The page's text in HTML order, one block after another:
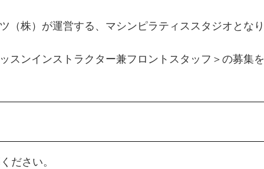
（株）が運営する、マシンピラティススタジオとなり
スンインストラクター兼フロントスタッフ＞の募集を
ださい。